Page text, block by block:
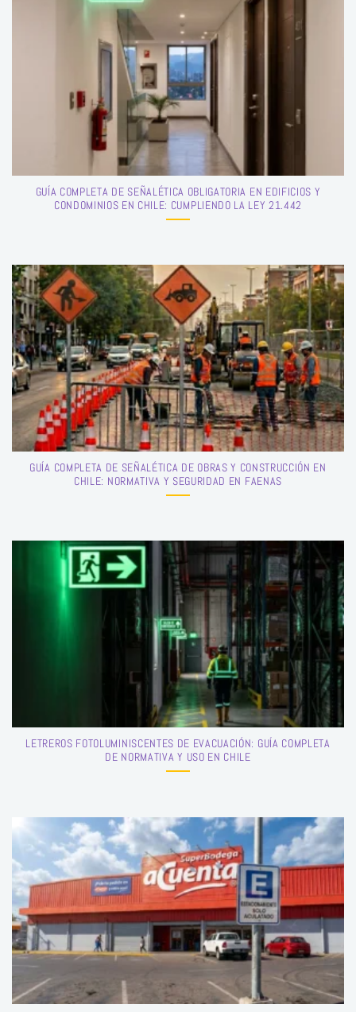
GUÍA COMPLETA DE SEÑALÉTICA OBLIGATORIA EN EDIFICIOS Y
CONDOMINIOS EN CHILE: CUMPLIENDO LA LEY 21.442
GUÍA COMPLETA DE SEÑALÉTICA DE OBRAS Y CONSTRUCCIÓN EN
CHILE: NORMATIVA Y SEGURIDAD EN FAENAS
LETREROS FOTOLUMINISCENTES DE EVACUACIÓN: GUÍA COMPLETA
DE NORMATIVA Y USO EN CHILE